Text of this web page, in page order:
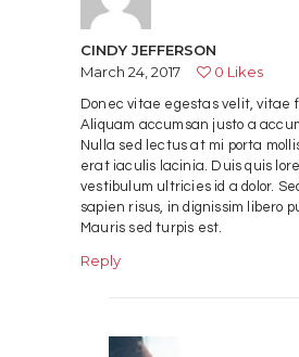
CINDY JEFFERSON
March 24, 2017
0 Likes
Donec vitae egestas velit, vitae
Aliquam accumsan justo a
Nulla sed lectus at mi porta
erat iaculis lacinia. Duis quis
vestibulum ultricies id a dolor.
sapien risus, in dignissim libero
Mauris sed turpis est.
Reply